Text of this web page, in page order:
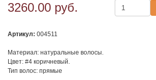
3260.00 руб.
Артикул: 004511
Материал: натуральные волосы.
Цвет: #4 коричневый.
Тип волос: прямые